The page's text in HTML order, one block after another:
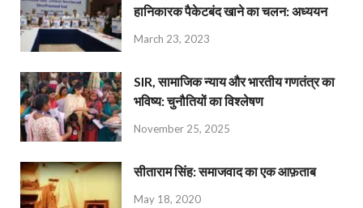
हानिकारक पैकेटबंद खाने का चलन: अध्ययन
March 23, 2023
SIR, सामाजिक न्याय और भारतीय गणतंत्र का
भविष्य: चुनौतियों का विश्लेषण
November 25, 2025
सीताराम सिंह: समाजवाद का एक आफ़ताब
May 18, 2020